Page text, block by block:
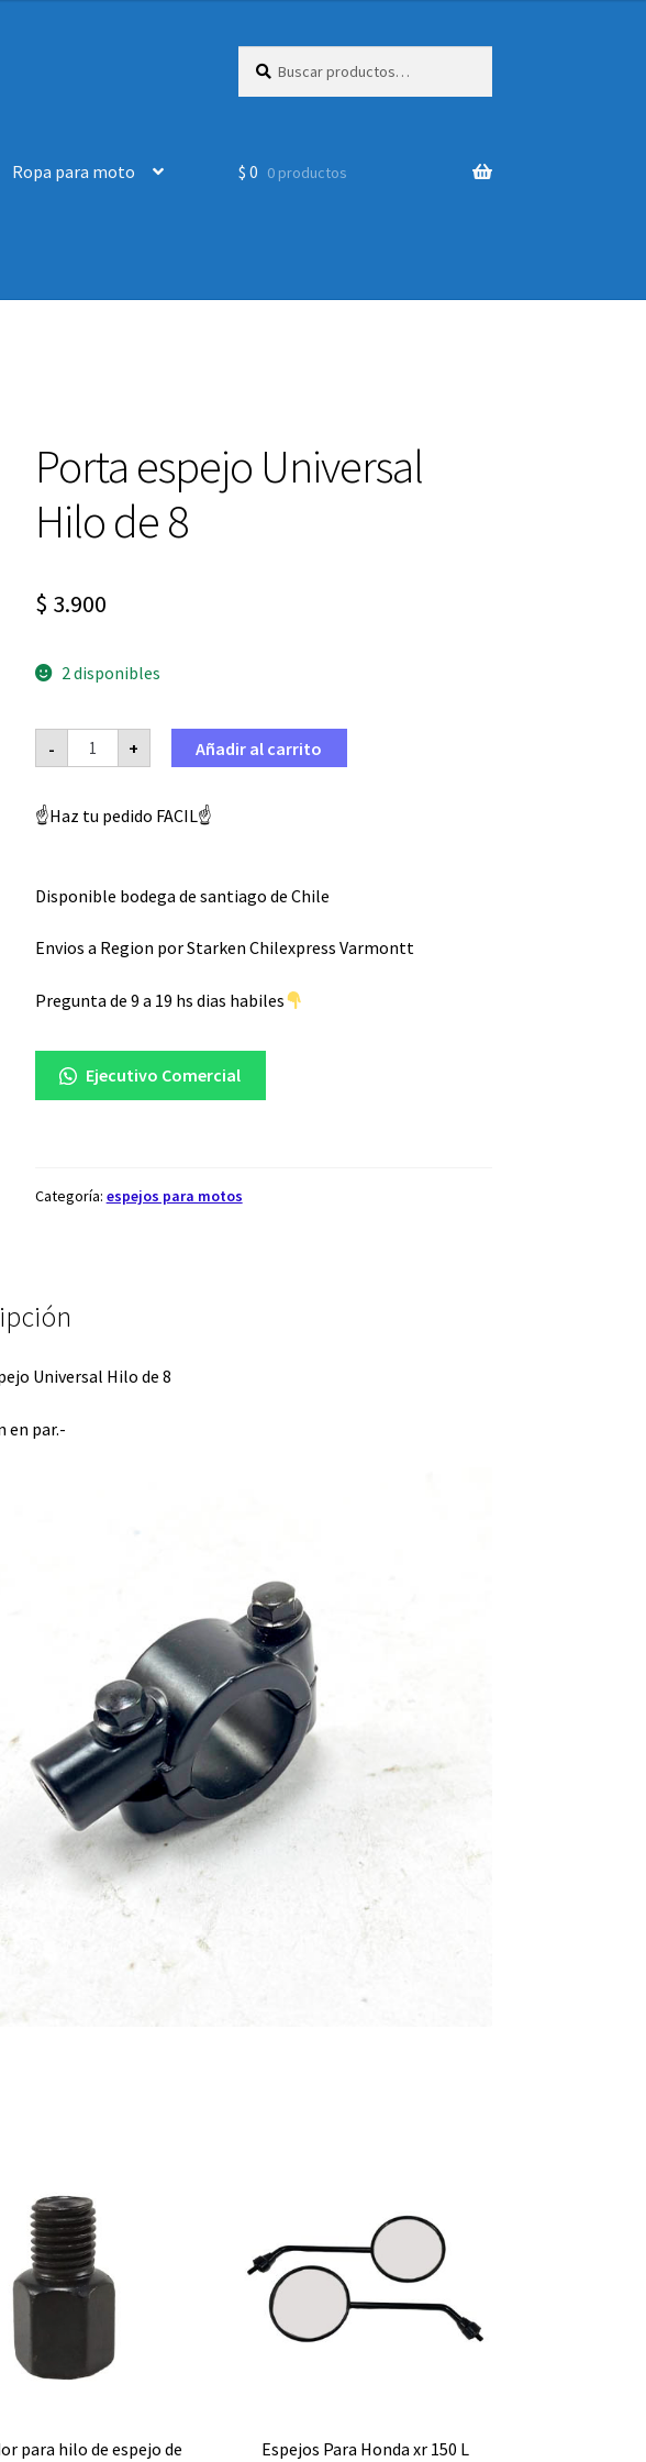
por:
Ropa para moto $ 0 0 productos
Porta espejo Universal
Hilo de 8
$ 3.900
2 disponibles
-
Porta
espejo
Universal
de
8
+ Añadir al carrito
☝️Haz tu pedido FACIL☝️
Disponible bodega de santiago de Chile
Envios a Region por Starken Chilexpress Varmontt
Pregunta de 9 a 19 hs dias habiles
Ejecutivo Comercial
Categoría: espejos para motos
Universal Hilo de 8
en par.-
para hilo de espejo de
Espejos Para Honda xr 150 L